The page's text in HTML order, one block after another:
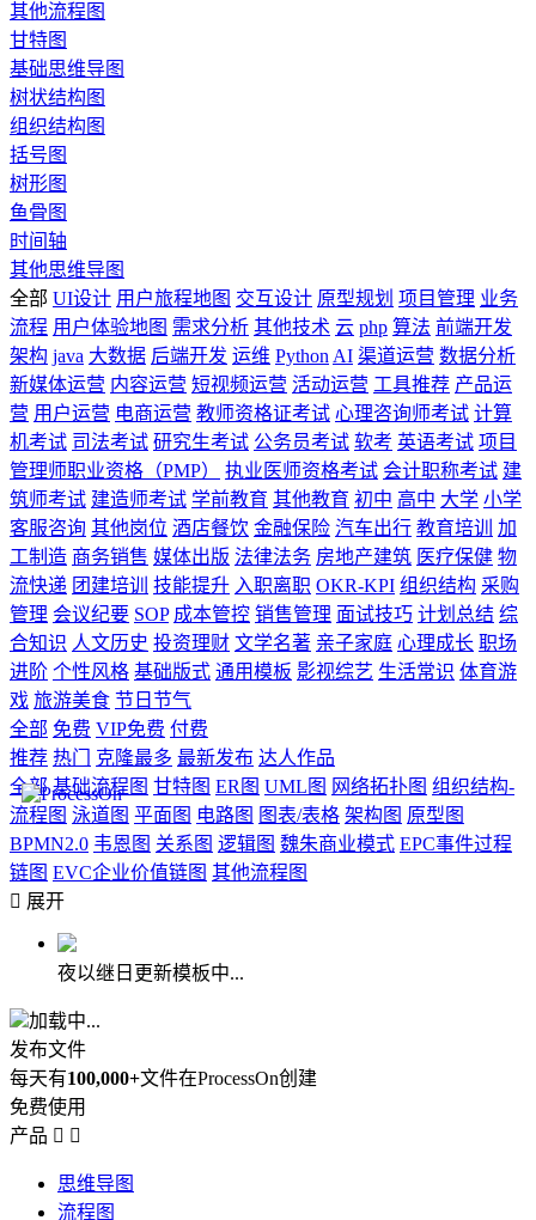
其他流程图
甘特图
基础思维导图
树状结构图
组织结构图
括号图
树形图
鱼骨图
时间轴
其他思维导图
全部 UI设计 用户旅程地图 交互设计 原型规划 项目管理 业务
流程 用户体验地图 需求分析 其他技术 云 php 算法 前端开发
架构 java 大数据 后端开发 运维 Python AI 渠道运营 数据分析
新媒体运营 内容运营 短视频运营 活动运营 工具推荐 产品运
营 用户运营 电商运营 教师资格证考试 心理咨询师考试 计算
机考试 司法考试 研究生考试 公务员考试 软考 英语考试 项目
管理师职业资格（PMP）
执业医师资格考试 会计职称考试 建
筑师考试 建造师考试 学前教育 其他教育 初中 高中 大学 小学
客服咨询 其他岗位 酒店餐饮 金融保险 汽车出行 教育培训
加
工制造 商务销售 媒体出版 法律法务 房地产建筑 医疗保健 物
流快递 团建培训 技能提升 入职离职 OKR-KPI 组织结构 采购
管理 会议纪要 SOP 成本管控 销售管理 面试技巧 计划总结 综
合知识 人文历史 投资理财 文学名著 亲子家庭 心理成长 职场
进阶 个性风格 基础版式 通用模板 影视综艺 生活常识 体育游
戏 旅游美食 节日节气
全部 免费 VIP免费 付费
推荐 热门 克隆最多 最新发布 达人作品
全部 基础流程图 甘特图 ER图 UML图 网络拓扑图 组织结构-
流程图 泳道图 平面图 电路图 图表/表格 架构图 原型图
BPMN2.0 韦恩图 关系图 逻辑图 魏朱商业模式 EPC事件过程
链图 EVC企业价值链图 其他流程图
 展开
夜以继日更新模板中...
加载中...
发布文件
每天有100,000+文件在ProcessOn创建
免费使用
产品  
思维导图
流程图